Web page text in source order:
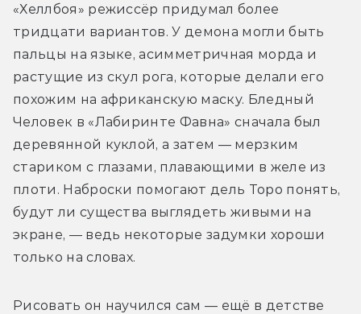
«Хеллбоя» режиссёр придумал более
тридцати вариантов. У демона могли быть
пальцы на языке, асимметричная морда и
растущие из скул рога, которые делали его
похожим на африканскую маску. Бледный
Человек в «Лабиринте Фавна» сначала был
деревянной куклой, а затем — мерзким
стариком с глазами, плавающими в желе из
плоти. Наброски помогают дель Торо понять,
будут ли существа выглядеть живыми на
экране, — ведь некоторые задумки хороши
только на словах.
Рисовать он научился сам — ещё в детстве